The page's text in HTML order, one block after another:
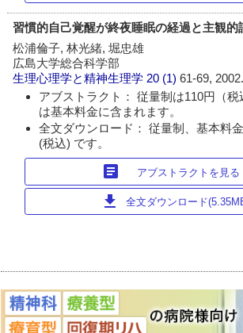
習慣的自己覚醒が終夜睡眠の経過と主観的
松浦倫子, 林光緒, 堀忠雄
広島大学総合科学部
生理心理学と精神生理学 20 (1)61-69, 2002.
アブストラクト： 従量制は110円（税
は基本料金に含まれます。
全文ダウンロード： 従量制、基本料
(税込) です。
article アブストラクトを見る
download 全文ダウンロード